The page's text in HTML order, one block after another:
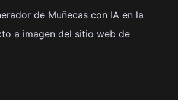
de Muñecas con IA en la
a imagen del sitio web de